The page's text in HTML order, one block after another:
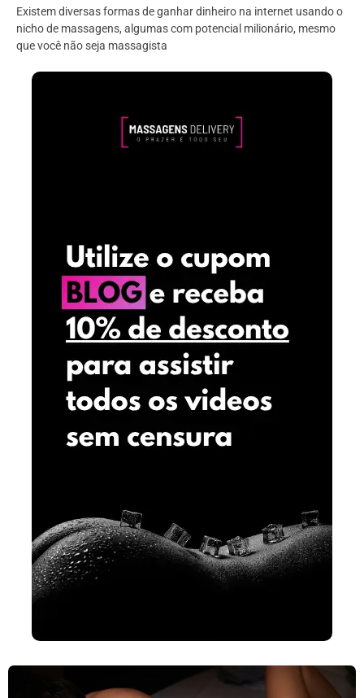
Existem diversas formas de ganhar dinheiro na internet usando o
nicho de massagens, algumas com potencial milionário, mesmo
que você não seja massagista